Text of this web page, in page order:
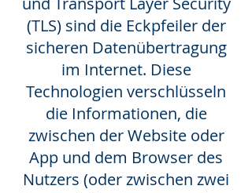
(TLS) sind die Eckpfeiler der
sicheren Datenübertragung
im Internet. Diese
Technologien verschlüsseln
die Informationen, die
zwischen der Website oder
App und dem Browser des
Nutzers (oder zwischen zwei